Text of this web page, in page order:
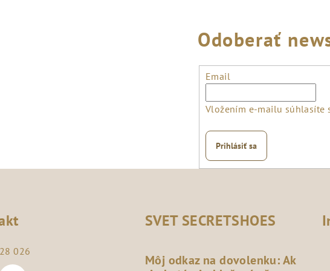
Odoberať
Email
Vložením e-mailu súhlasíte
Prihlásiť sa
026
SVET SECRETSHOES
Môj odkaz na dovolenku: Ak